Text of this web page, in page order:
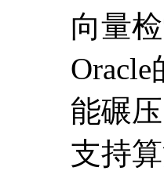
向量
能碾
支持